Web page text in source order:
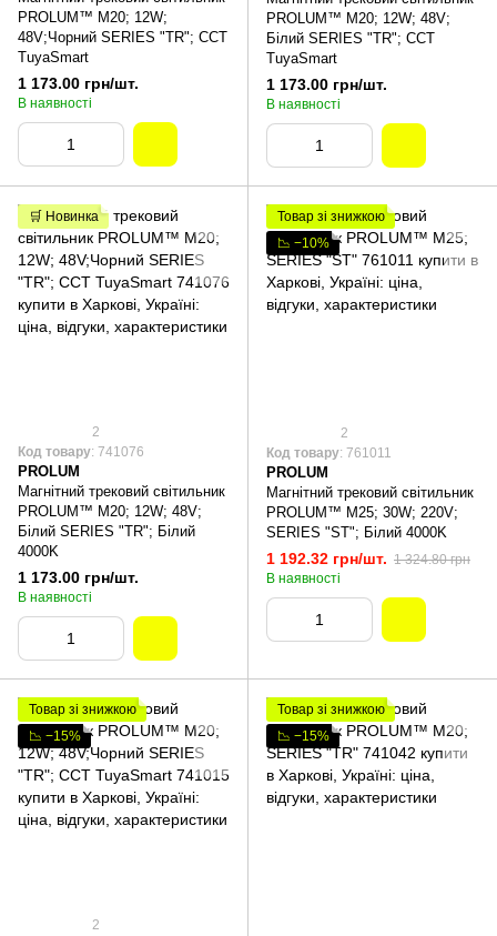
PROLUM™ M20; 12W;
48V;Чорний SERIES "TR"; CCT
TuyaSmart
1 173.00 грн/шт.
В наявності
PROLUM™ M20; 12W; 48V;
Білий SERIES "TR"; CCT
TuyaSmart
1 173.00 грн/шт.
В наявності
🛒 Новинка
2
Код товару: 741076
PROLUM
Магнітний трековий світильник
PROLUM™ M20; 12W; 48V;
Білий SERIES "TR"; Білий
4000K
1 173.00 грн/шт.
В наявності
Товар зі знижкою
📉 −10%
2
Код товару: 761011
PROLUM
Магнітний трековий світильник
PROLUM™ M25; 30W; 220V;
SERIES "ST"; Білий 4000K
1 192.32 грн/шт. 1 324.80 грн
В наявності
Товар зі знижкою
📉 −15%
2
Товар зі знижкою
📉 −15%